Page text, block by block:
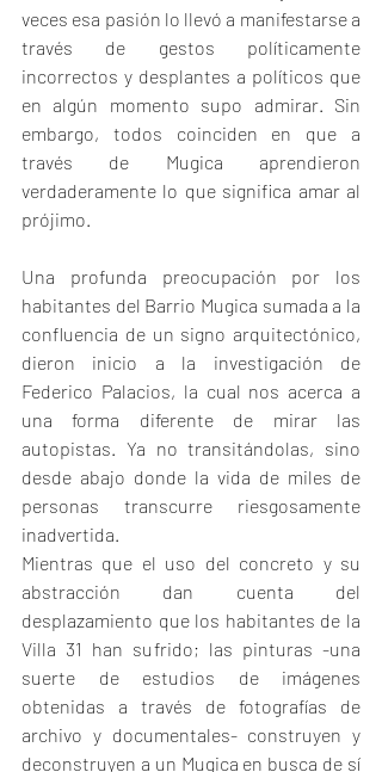
veces esa pasión lo llevó a manifestarse a
través de gestos políticamente
incorrectos y desplantes a políticos que
en algún momento supo admirar. Sin
embargo, todos coinciden en que a
través de Mugica aprendieron
verdaderamente lo que significa amar al
prójimo.
Una profunda preocupación por los
habitantes del Barrio Mugica sumada a la
confluencia de un signo arquitectónico,
dieron inicio a la investigación de
Federico Palacios, la cual nos acerca a
una forma diferente de mirar las
autopistas. Ya no transitándolas, sino
desde abajo donde la vida de miles de
personas transcurre riesgosamente
inadvertida.
Mientras que el uso del concreto y su
abstracción dan cuenta del
desplazamiento que los habitantes de la
Villa 31 han sufrido; las pinturas -una
suerte de estudios de imágenes
obtenidas a través de fotografías de
archivo y documentales- construyen y
deconstruyen a un Mugica en busca de sí